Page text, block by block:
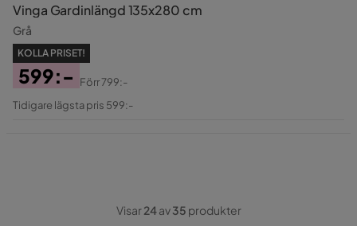
Vinga Gardinlängd 135x280 cm
Grå
KOLLA PRISET!
Pris
599:-
Original
Förr799:-
Tidigare lägsta pris 599:-
Visar24av35 produkter